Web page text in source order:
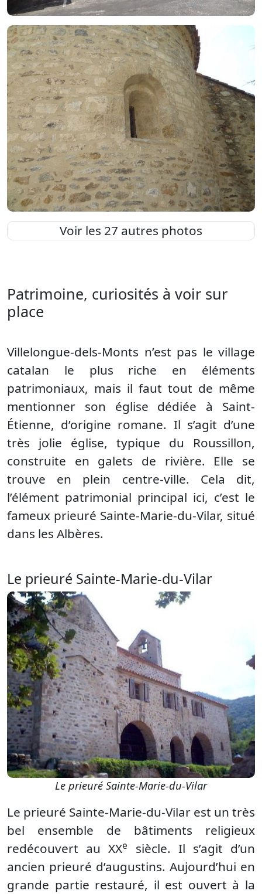
Voir les 27 autres photos
Patrimoine, curiosités à voir sur
place
Villelongue-dels-Monts n’est pas le village
catalan le plus riche en éléments
patrimoniaux, mais il faut tout de même
mentionner son église dédiée à Saint-
Étienne, d’origine romane. Il s’agit d’une
très jolie église, typique du Roussillon,
construite en galets de rivière. Elle se
trouve en plein centre-ville. Cela dit,
l’élément patrimonial principal ici, c’est le
fameux prieuré Sainte-Marie-du-Vilar, situé
dans les Albères.
Le prieuré Sainte-Marie-du-Vilar
Le prieuré Sainte-Marie-du-Vilar
Le prieuré Sainte-Marie-du-Vilar est un très
bel ensemble de bâtiments religieux
redécouvert au XXe
siècle. Il s’agit d’un
ancien prieuré d’augustins. Aujourd’hui en
grande partie restauré, il est ouvert à la